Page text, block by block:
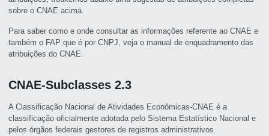
sobre o CNAE acima.
Para saber como e onde consultar as informações referente ao CNAE e
também o FAP que é por CNPJ, veja o manual de enquadramento das
atribuições do CNAE.
CNAE-Subclasses 2.3
A Classificação Nacional de Atividades Econômicas-CNAE é a
classificação oficialmente adotada pelo Sistema Estatístico Nacional e
pelos órgãos federais gestores de registros administrativos.